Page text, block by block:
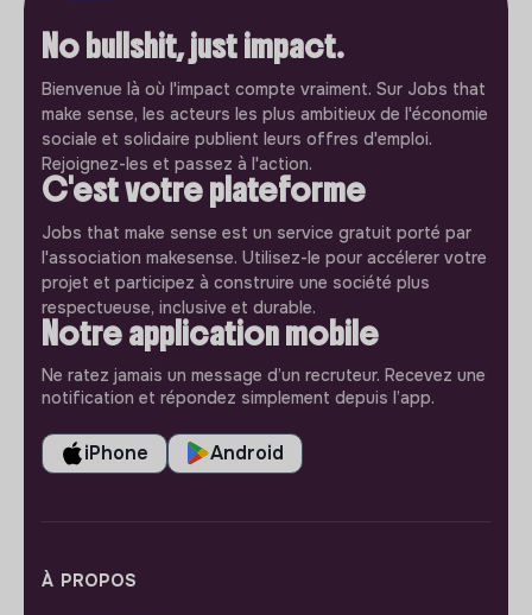
No bullshit, just impact.
Bienvenue là où l'impact compte vraiment. Sur Jobs that
make sense, les acteurs les plus ambitieux de l'économie
sociale et solidaire publient leurs offres d'emploi.
Rejoignez-les et passez à l'action.
C'est votre plateforme
Jobs that make sense est un service gratuit porté par
l'association makesense. Utilisez-le pour accélerer votre
projet et participez à construire une société plus
respectueuse, inclusive et durable.
Notre application mobile
Ne ratez jamais un message d’un recruteur. Recevez une
notification et répondez simplement depuis l’app.
iPhone Android
À PROPOS